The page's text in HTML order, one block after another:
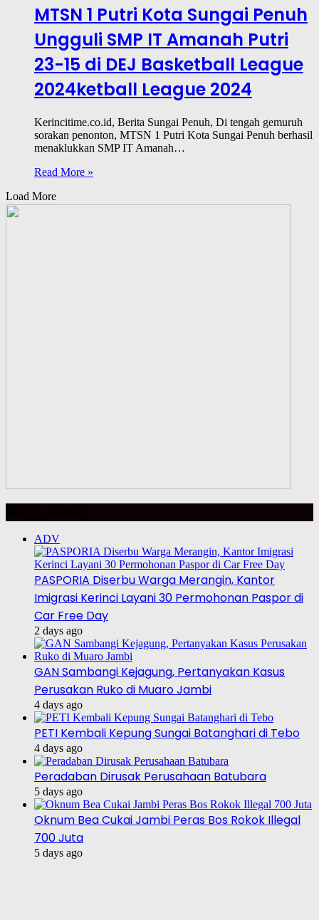
MTSN 1 Putri Kota Sungai Penuh
Ungguli SMP IT Amanah Putri
23-15 di DEJ Basketball League
2024ketball League 2024
Kerincitime.co.id, Berita Sungai Penuh, Di tengah gemuruh
sorakan penonton, MTSN 1 Putri Kota Sungai Penuh berhasil
menaklukkan SMP IT Amanah…
Read More »
Load More
ADV
PASPORIA Diserbu Warga Merangin, Kantor
Imigrasi Kerinci Layani 30 Permohonan Paspor di
Car Free Day
2 days ago
GAN Sambangi Kejagung, Pertanyakan Kasus
Perusakan Ruko di Muaro Jambi
4 days ago
PETI Kembali Kepung Sungai Batanghari di Tebo
4 days ago
Peradaban Dirusak Perusahaan Batubara
5 days ago
Oknum Bea Cukai Jambi Peras Bos Rokok Illegal
700 Juta
5 days ago